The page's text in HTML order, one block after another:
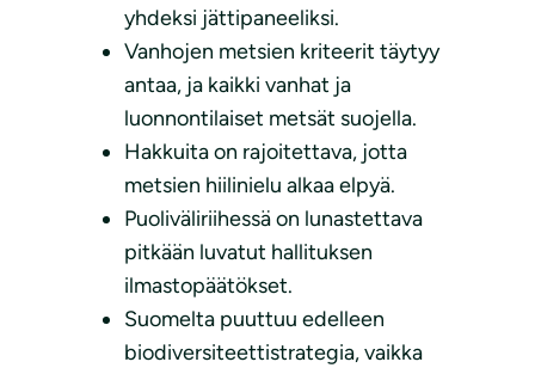
yhdeksi jättipaneeliksi.
Vanhojen metsien kriteerit täytyy
antaa, ja kaikki vanhat ja
luonnontilaiset metsät suojella.
Hakkuita on rajoitettava, jotta
metsien hiilinielu alkaa elpyä.
Puoliväliriihessä on lunastettava
pitkään luvatut hallituksen
ilmastopäätökset.
Suomelta puuttuu edelleen
biodiversiteettistrategia, vaikka